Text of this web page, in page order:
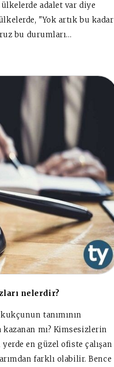
adalet var diye
"Yok artık bu kadar
bu durumları…
nelerdir?
tanımının
mı? Kimsesizlerin
en güzel ofiste çalışan
farklı olabilir. Bence